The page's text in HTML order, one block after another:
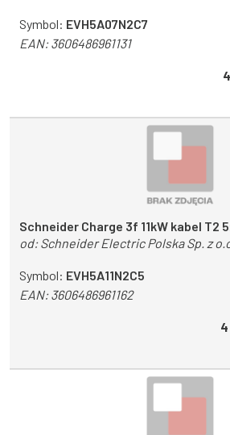
Symbol: EVH5A07N2C7
EAN:3606486961131
Schneider Charge 3f 11kW kabel T2
od:Schneider Electric Polska Sp. z
Symbol: EVH5A11N2C5
EAN:3606486961162